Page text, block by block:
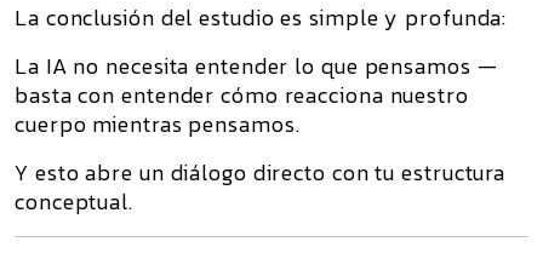
La conclusión del estudio es simple y profunda:
La IA no necesita entender lo que pensamos —
basta con entender cómo reacciona nuestro
cuerpo mientras pensamos.
Y esto abre un diálogo directo con tu estructura
conceptual.